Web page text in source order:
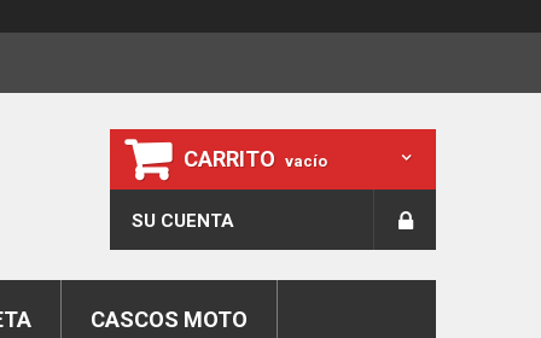
CARRITO vacío
SU CUENTA
CASCOS MOTO